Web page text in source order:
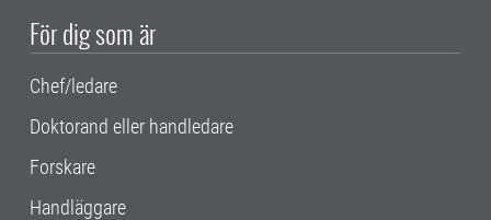
För dig som är
Chef/ledare
Doktorand eller handledare
Forskare
Handläggare